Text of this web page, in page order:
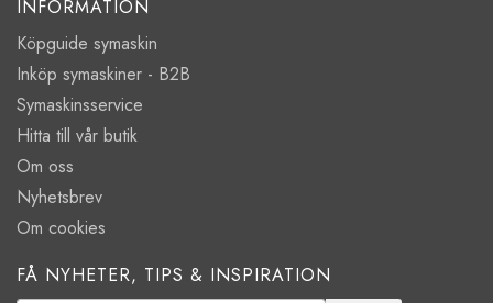
INFORMATION
Köpguide symaskin
Inköp symaskiner - B2B
Symaskinsservice
Hitta till vår butik
Om oss
Nyhetsbrev
Om cookies
FÅ NYHETER, TIPS & INSPIRATION